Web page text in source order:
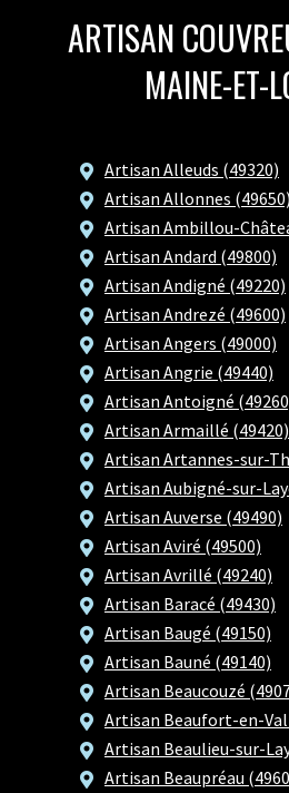
ARTISAN
MAINE-ET-
Artisan Alleuds (49320)
Artisan Allonnes (49650)
Artisan Ambillou-
Artisan Andard (49800)
Artisan Andigné (49220)
Artisan Andrezé (49600)
Artisan Angers (49000)
Artisan Angrie (49440)
Artisan Antoigné
Artisan Armaillé (49420)
Artisan Artannes-sur-
Artisan Aubigné-sur-
Artisan Auverse (49490)
Artisan Aviré (49500)
Artisan Avrillé (49240)
Artisan Baracé (49430)
Artisan Baugé (49150)
Artisan Bauné (49140)
Artisan Beaucouzé
Artisan Beaufort-en-
Artisan Beaulieu-sur-
Artisan Beaupréau